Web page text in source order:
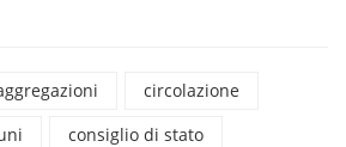
circolazione
consiglio di stato